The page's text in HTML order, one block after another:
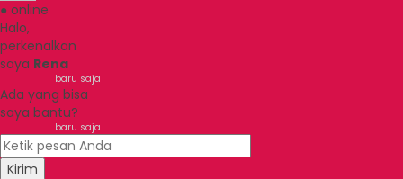
● online
Halo,
perkenalkan
saya Rena
baru saja
Ada yang bisa
saya bantu?
baru saja
Kirim